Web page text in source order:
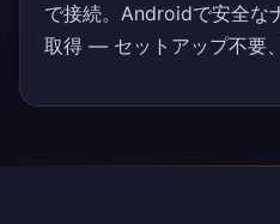
で接続。Androidで安全な
取得 — セットアップ不要